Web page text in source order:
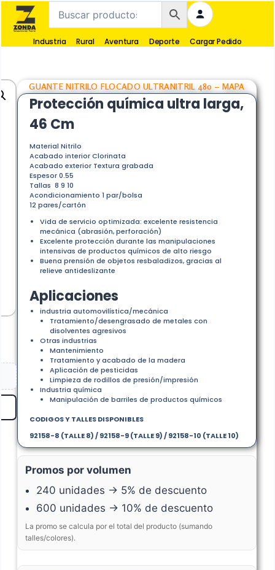
Industria Rural Aventura Deporte Cargar Pedido
GUANTE NITRILO FLOCADO ULTRANITRIL 480 – MAPA
Protección química ultra larga,
46 Cm
Material Nitrilo
Acabado interior Clorinata
Acabado exterior Textura grabada
Espesor 0.55
Tallas 8 9 10
Acondicionamiento 1 par/bolsa
12 pares/cartón
Vida de servicio optimizada: excelente resistencia
mecánica (abrasión, perforación)
Excelente protección durante las manipulaciones
intensivas de productos químicos de alto riesgo
Buena prensión de objetos resbaladizos, gracias al
relieve antideslizante
Aplicaciones
industria automovilística/mecánica
Tratamiento/desengrasado de metales con
disolventes agresivos
Otras industrias
Mantenimiento
Tratamiento y acabado de la madera
Aplicación de pesticidas
Limpieza de rodillos de presión/impresión
Industria química
Manipulación de barriles de productos químicos
CODIGOS Y TALLES DISPONIBLES
92158-8 (TALLE 8) / 92158-9 (TALLE 9) / 92158-10 (TALLE 10)
Promos por volumen
240 unidades → 5% de descuento
600 unidades → 10% de descuento
La promo se calcula por el total del producto (sumando
talles/colores).